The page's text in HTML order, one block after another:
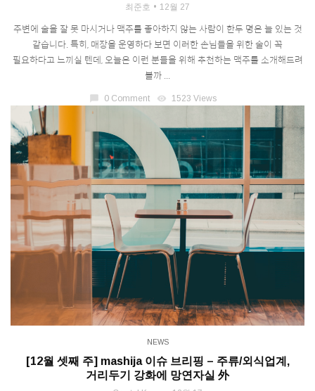
최준호 12월 27
주변에 술을 잘 못 마시거나 맥주를 좋아하지 않는 사람이 한두 명은 늘 있는 것
같습니다. 특히, 매장을 운영하다 보면 이러한 손님들을 위한 술이 꼭
필요하다고 느끼실 텐데, 오늘은 이런 분들을 위해 추천하는 맥주를 소개해드려
볼까 ...
chat_bubble 0 Comment visibility 1523 Views
NEWS
[12월 셋째 주] mashija 이슈 브리핑 – 주류/외식업계,
거리두기 강화에 망연자실 外